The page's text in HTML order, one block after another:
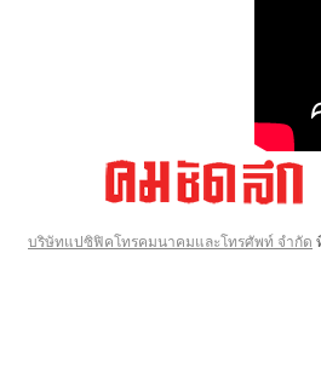
บริษัทแปซิฟิคโทรคมนาคมและโทรศัพท์ จำกัด